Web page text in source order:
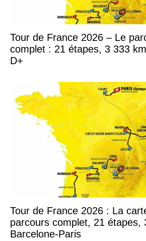
Tour de France 2026 – Le
complet : 21 étapes, 3 333
D+
Tour de France 2026 : La
parcours complet, 21 étapes,
Barcelone-Paris